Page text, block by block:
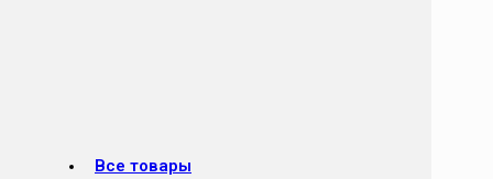
Все товары